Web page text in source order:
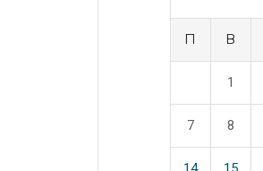
П В
1
7 8